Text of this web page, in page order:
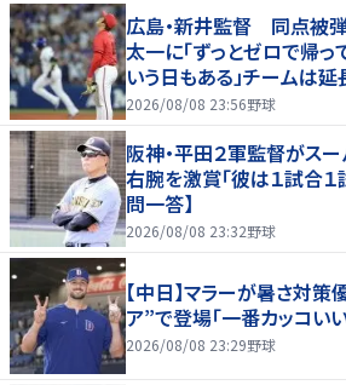
広島・新井監督 同点被
太一に「ずっとゼロで帰っ
いう日もある」チームは
サヨナラ負け
2026/08/08 23:56野球
阪神・平田２軍監督がス
右腕を激賞「彼は１試合１
問一答】
2026/08/08 23:32野球
【中日】マラーが暑さ対
ア”で登場「一番カッコい
2026/08/08 23:29野球